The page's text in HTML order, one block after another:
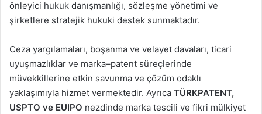
önleyici hukuk danışmanlığı, sözleşme yönetimi ve
şirketlere stratejik hukuki destek sunmaktadır.
Ceza yargılamaları, boşanma ve velayet davaları, ticari
uyuşmazlıklar ve marka–patent süreçlerinde
müvekkillerine etkin savunma ve çözüm odaklı
yaklaşımıyla hizmet vermektedir. Ayrıca TÜRKPATENT,
USPTO ve EUIPO nezdinde marka tescili ve fikri mülkiyet